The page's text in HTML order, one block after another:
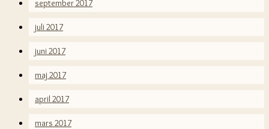
september 2017
juli 2017
juni 2017
maj 2017
april 2017
mars 2017